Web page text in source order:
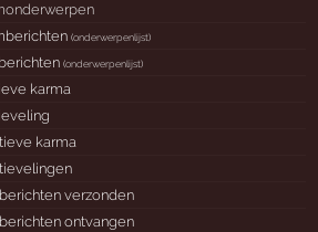
(onderwerpenlijst)
(onderwerpenlijst)
karma
karma
verzonden
ontvangen